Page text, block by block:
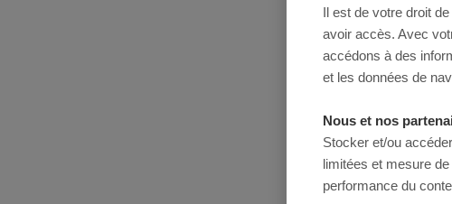
Il est de votre droit
avoir accès. Avec
accédons à des
et les données de
Nous et nos
Stocker et/ou
limitées et mesure
performance du